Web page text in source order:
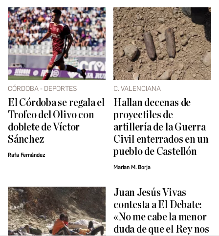
CÓRDOBA - DEPORTES
El Córdoba se regala el
Trofeo del Olivo con
doblete de Víctor
Sánchez
Rafa Fernández
C. VALENCIANA
Hallan decenas de
proyectiles de
artillería de la Guerra
Civil enterrados en un
pueblo de Castellón
Marian M. Borja
Juan Jesús Vivas
contesta a El Debate:
«No me cabe la menor
duda de que el Rey nos